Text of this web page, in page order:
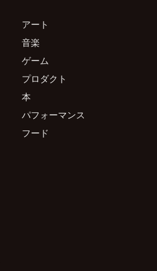
アート
音楽
ゲーム
プロダクト
本
パフォーマンス
フード